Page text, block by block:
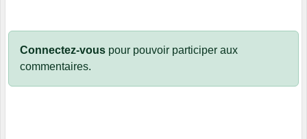
Connectez-vous pour pouvoir participer aux
commentaires.